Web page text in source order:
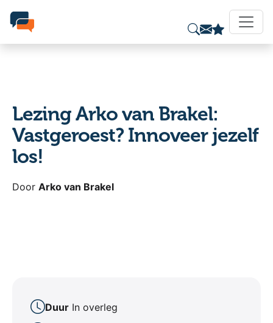
Lezing Arko van Brakel:
Vastgeroest? Innoveer jezelf
los!
Door Arko van Brakel
Duur In overleg